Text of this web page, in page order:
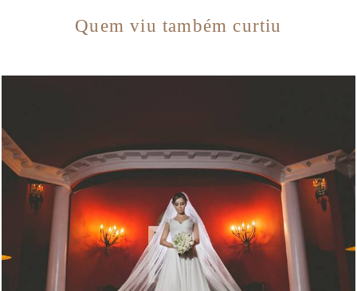
Quem viu também curtiu
2544 0